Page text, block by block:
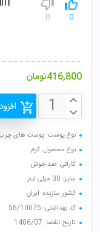
0
0
416,800تومان
نوع پوست: پوست های
نوع محصول: کرم
کارائی: ضد جوش
سایز: 30 میلی لیتر
کشور سازنده: ایران
کد بهداشتی: 56/10075
تاریخ انقضا: 1406/07